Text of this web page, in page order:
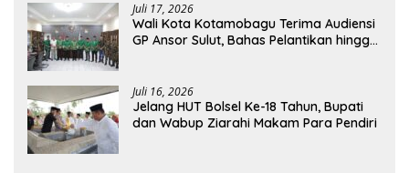
Juli 17, 2026
Wali Kota Kotamobagu Terima Audiensi
GP Ansor Sulut, Bahas Pelantikan hingga
Juli 16, 2026
Jelang HUT Bolsel Ke-18 Tahun, Bupati
dan Wabup Ziarahi Makam Para Pendiri